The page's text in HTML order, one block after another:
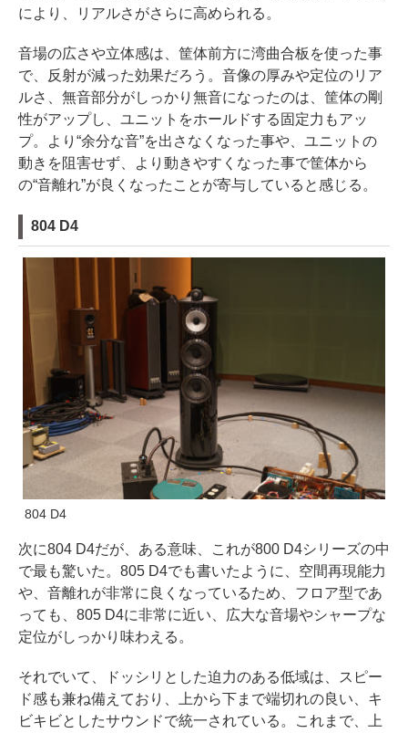
により、リアルさがさらに高められる。
音場の広さや立体感は、筐体前方に湾曲合板を使った事
で、反射が減った効果だろう。音像の厚みや定位のリア
ルさ、無音部分がしっかり無音になったのは、筐体の剛
性がアップし、ユニットをホールドする固定力もアッ
プ。より“余分な音”を出さなくなった事や、ユニットの
動きを阻害せず、より動きやすくなった事で筐体から
の“音離れ”が良くなったことが寄与していると感じる。
804 D4
804 D4
次に804 D4だが、ある意味、これが800 D4シリーズの中
で最も驚いた。805 D4でも書いたように、空間再現能力
や、音離れが非常に良くなっているため、フロア型であ
っても、805 D4に非常に近い、広大な音場やシャープな
定位がしっかり味わえる。
それでいて、ドッシリとした迫力のある低域は、スピー
ド感も兼ね備えており、上から下まで端切れの良い、キ
ビキビとしたサウンドで統一されている。これまで、上